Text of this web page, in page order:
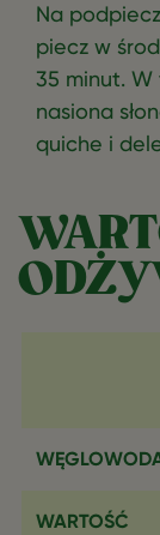
Na
piecz w
35 minut.
nasiona
quiche i
WARTOŚĆ